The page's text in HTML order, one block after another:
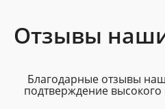
Отзывы
Благодарные отзывы
подтверждение